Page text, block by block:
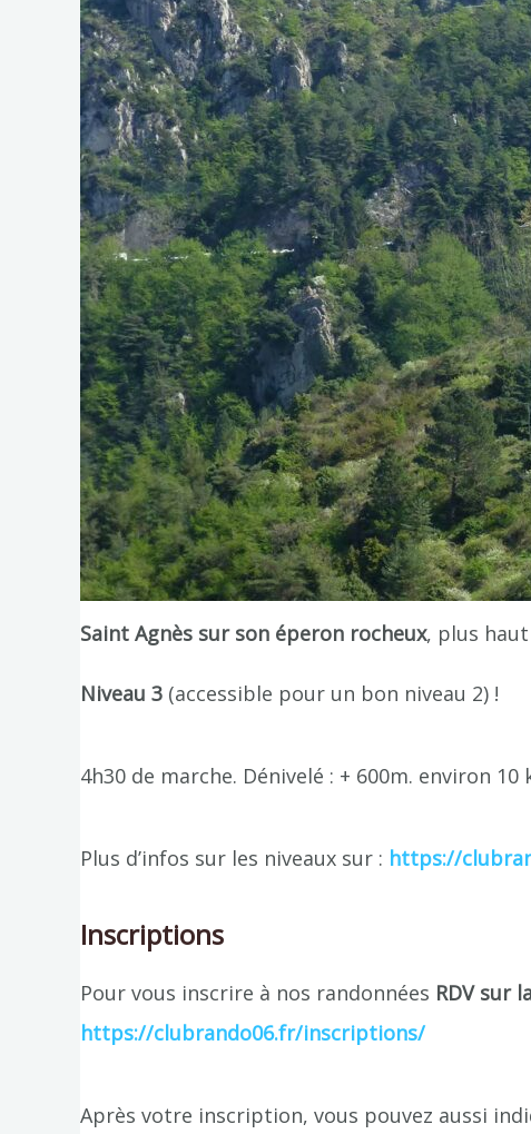
Saint Agnès sur son éperon rocheux, plus
Niveau 3 (accessible pour un bon niveau 2) !
4h30 de marche. Dénivelé : + 600m. environ 10
Plus d’infos sur les niveaux sur : https://
Inscriptions
Pour vous inscrire à nos randonnées RDV sur
https://clubrando06.fr/inscriptions/
Après votre inscription, vous pouvez aussi